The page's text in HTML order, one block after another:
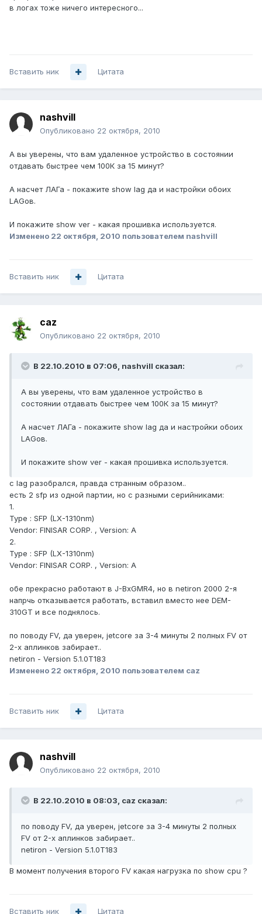
в логах тоже ничего интересного...
Вставить ник Цитата
nashvill
Опубликовано 22 октября, 2010
А вы уверены, что вам удаленное устройство в состоянии
отдавать быстрее чем 100К за 15 минут?
А насчет ЛАГа - покажите show lag да и настройки обоих
LAGов.
И покажите show ver - какая прошивка используется.
Изменено 22 октября, 2010 пользователем nashvill
Вставить ник Цитата
caz
Опубликовано 22 октября, 2010
В 22.10.2010 в 07:06, nashvill сказал:
А вы уверены, что вам удаленное устройство в
состоянии отдавать быстрее чем 100К за 15 минут?
А насчет ЛАГа - покажите show lag да и настройки обоих
LAGов.
И покажите show ver - какая прошивка используется.
c lag разобрался, правда странным образом..
есть 2 sfp из одной партии, но с разными серийниками:
1.
Type : SFP (LX-1310nm)
Vendor: FINISAR CORP. , Version: A
2.
Type : SFP (LX-1310nm)
Vendor: FINISAR CORP. , Version: A
обе прекрасно работают в J-BxGMR4, но в netiron 2000 2-я
напрчь отказывается работать, вставил вместо нее DEM-
310GT и все поднялось.
по поводу FV, да уверен, jetcore за 3-4 минуты 2 полных FV от
2-х аплинков забирает..
netiron - Version 5.1.0T183
Изменено 22 октября, 2010 пользователем caz
Вставить ник Цитата
nashvill
Опубликовано 22 октября, 2010
В 22.10.2010 в 08:03, caz сказал:
по поводу FV, да уверен, jetcore за 3-4 минуты 2 полных
FV от 2-х аплинков забирает..
netiron - Version 5.1.0T183
В момент получения второго FV какая нагрузка по show cpu ?
Вставить ник Цитата